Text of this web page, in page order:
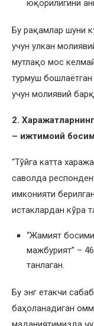
юқорилигини
Бу рақамлар шуни
учун улкан
мутлақо мос
турмуш
учун молиявий
2.
– ижтимоий босим
“Тўйга катта
саволда
имконияти
истаклардан кўра
“Жамият
мажбурият” –
танлаган.
Бу энг етакчи
баҳоланадиган